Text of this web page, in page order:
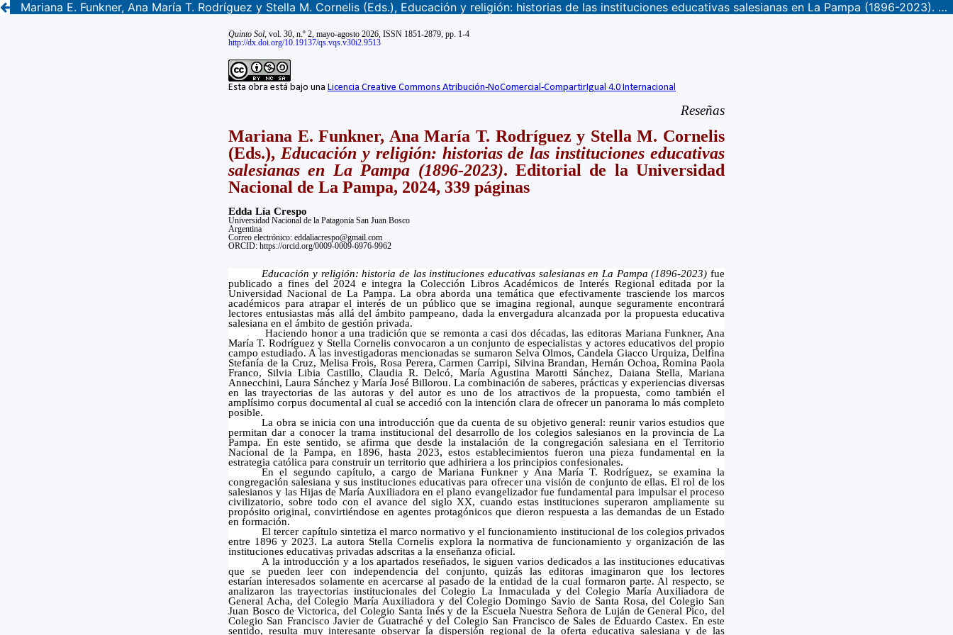
Mariana E. Funkner, Ana María T. Rodríguez y Stella M. Cornelis (Eds.), Educación y religión: historias de las instituciones educativas salesianas en La Pampa (1896-2023). Editorial de la Universidad Nacional de La Pampa, 2024, 339 páginas